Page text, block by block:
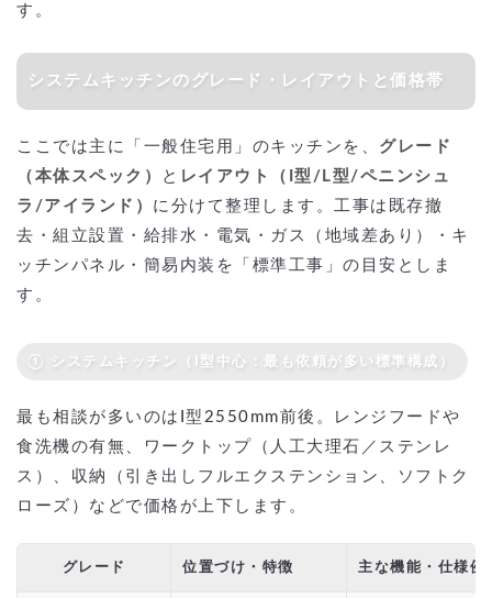
す。
システムキッチンのグレード・レイアウトと価格帯
ここでは主に「一般住宅用」のキッチンを、 グレード
（本体スペック）
と レイアウト（I型/L型/ペニンシュ
ラ/アイランド） に分けて整理します。工事は既存撤
去・組立設置・給排水・電気・ガス（地域差あり）・キ
ッチンパネル・簡易内装を「標準工事」の目安としま
す。
① システムキッチン（I型中心：最も依頼が多い標準構成）
最も相談が多いのはI型2550mm前後。レンジフードや
食洗機の有無、ワークトップ（人工大理石／ステンレ
ス）、収納（引き出しフルエクステンション、ソフトク
ローズ）などで価格が上下します。
グレード 位置づけ・特徴 主な機能・仕様例